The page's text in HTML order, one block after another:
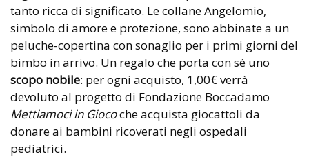
tanto ricca di significato. Le collane Angelomio,
simbolo di amore e protezione, sono abbinate a un
peluche-copertina con sonaglio per i primi giorni del
bimbo in arrivo. Un regalo che porta con sé uno
scopo nobile: per ogni acquisto, 1,00€ verrà
devoluto al progetto di Fondazione Boccadamo
Mettiamoci in Giocoche acquista giocattoli da
donare ai bambini ricoverati negli ospedali
pediatrici.